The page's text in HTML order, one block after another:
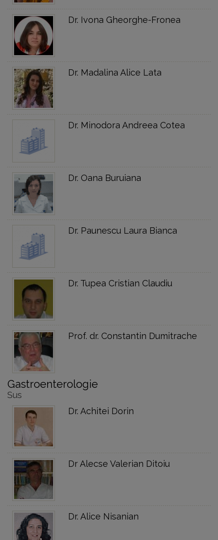
Dr. Ivona Gheorghe-Fronea
Dr. Madalina Alice Lata
Dr. Minodora Andreea Cotea
Dr. Oana Buruiana
Dr. Paunescu Laura Bianca
Dr. Tupea Cristian Claudiu
Prof. dr. Constantin Dumitrache
Gastroenterologie
Sus
Dr. Achitei Dorin
Dr Alecse Valerian Ditoiu
Dr. Alice Nisanian